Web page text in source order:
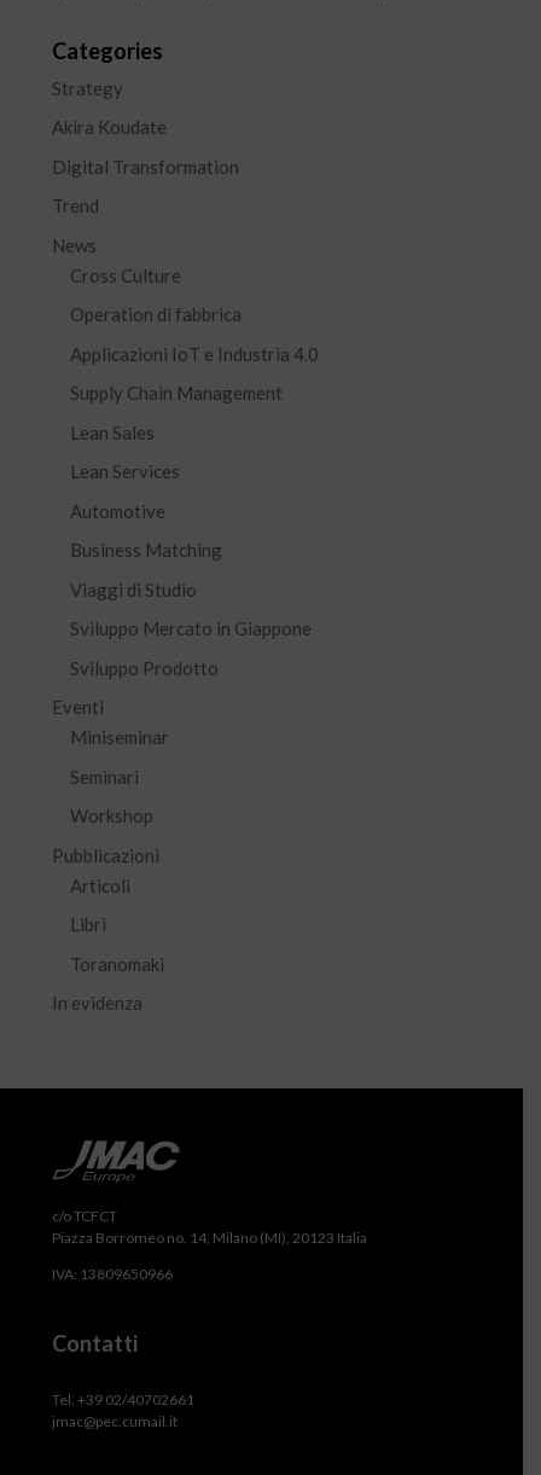
Categories
Strategy
Akira Koudate
Digital Transformation
Trend
News
Cross Culture
Operation di fabbrica
Applicazioni IoT e Industria 4.0
Supply Chain Management
Lean Sales
Lean Services
Automotive
Business Matching
Viaggi di Studio
Sviluppo Mercato in Giappone
Sviluppo Prodotto
Eventi
Miniseminar
Seminari
Workshop
Pubblicazioni
Articoli
Libri
Toranomaki
In evidenza
c/o TCFCT
Piazza Borromeo no. 14, Milano (MI), 20123 Italia
IVA: 13809650966
Contatti
Tel. +39 02/40702661
jmac@pec.cumail.it